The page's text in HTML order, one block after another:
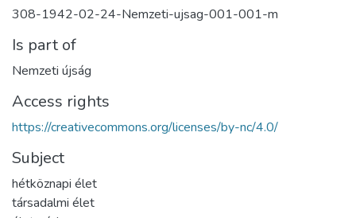
308-1942-02-24-Nemzeti-ujsag-001-001-m
Is part of
Nemzeti újság
Access rights
https://creativecommons.org/licenses/by-nc/4.0/
Subject
hétköznapi élet
társadalmi élet